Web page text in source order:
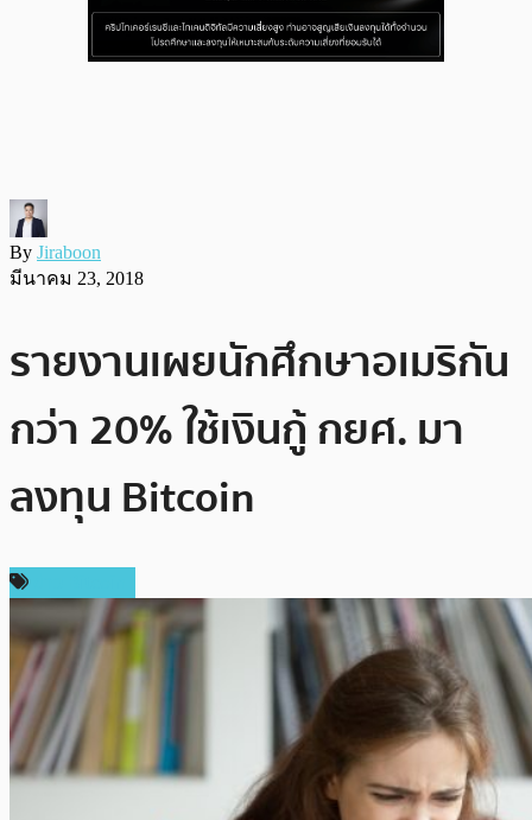
By Jiraboon
มีนาคม 23, 2018
รายงานเผยนักศึกษาอเมริกัน
กว่า 20% ใช้เงินกู้ กยศ. มา
ลงทุน Bitcoin